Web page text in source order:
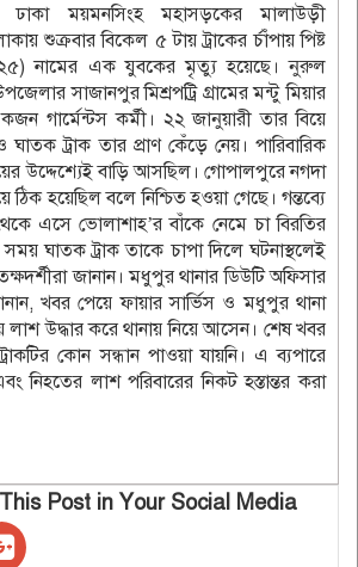
ঢাকা ময়মনসিংহ মহাসড়কের মালাউড়ী
শুক্রবার বিকেল ৫ টায় ট্রাকের র্চাঁপায় পিষ্ট
নামের এক যুবকের মৃত্যু হয়েছে। নুরুল
সাজানপুর মিশ্রপট্রি গ্রামের মন্টু মিয়ার
গার্মেন্টস কর্মী। ২২ জানুয়ারী তার বিয়ে
ট্রাক তার প্রাণ কেঁড়ে নেয়। পারিবারিক
উদ্দেশ্যেই বাড়ি আসছিল। গোপালপুরে নগদা
ঠিক হয়েছিল বলে নিশ্চিত হওয়া গেছে। গন্তব্যে
এসে ভোলাশাহ’র বাঁকে নেমে চা বিরতির
সময় ঘাতক ট্রাক তাকে চাপা দিলে ঘটনাস্থলেই
জানান। মধুপুর থানার ডিউটি অফিসার
খবর পেয়ে ফায়ার সার্ভিস ও মধুপুর থানা
লাশ উদ্ধার করে থানায় নিয়ে আসেন। শেষ খবর
কোন সন্ধান পাওয়া যায়নি। এ ব্যপারে
নিহতের লাশ পরিবারের নিকট হস্তান্তর করা
Post in Your Social Media